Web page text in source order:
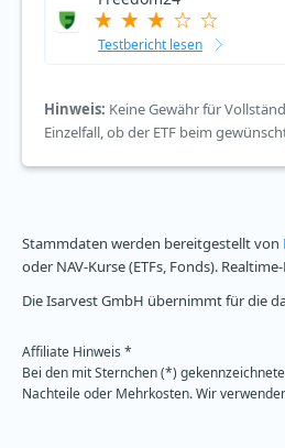
Testbericht lesen
Hinweis: Keine Gewähr für
Einzelfall, ob der ETF beim
Stammdaten werden bereitgestellt von
oder NAV-Kurse (ETFs, Fonds).
Die Isarvest GmbH übernimmt für die
Affiliate Hinweis *
Bei den mit Sternchen (*)
Nachteile oder Mehrkosten. Wir